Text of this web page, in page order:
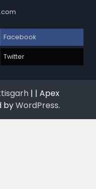
Facebook
Twitter
| | Apex
byWordPress.